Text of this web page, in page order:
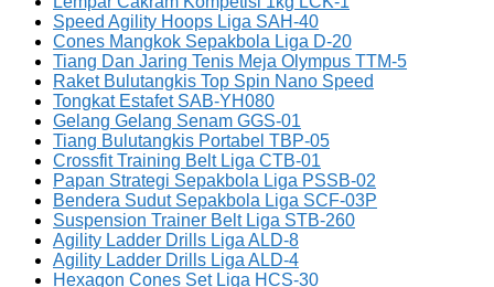
Speed Agility Hoops Liga SAH-40
Cones Mangkok Sepakbola Liga D-20
Tiang Dan Jaring Tenis Meja Olympus TTM-5
Raket Bulutangkis Top Spin Nano Speed
Tongkat Estafet SAB-YH080
Gelang Gelang Senam GGS-01
Tiang Bulutangkis Portabel TBP-05
Crossfit Training Belt Liga CTB-01
Papan Strategi Sepakbola Liga PSSB-02
Bendera Sudut Sepakbola Liga SCF-03P
Suspension Trainer Belt Liga STB-260
Agility Ladder Drills Liga ALD-8
Agility Ladder Drills Liga ALD-4
Hexagon Cones Set Liga HCS-30